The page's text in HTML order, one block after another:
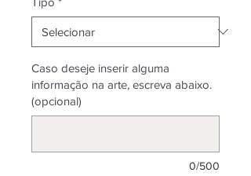
Caso deseje inserir alguma
informação na arte, escreva abaixo.
(opcional)
0/500